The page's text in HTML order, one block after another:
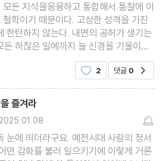
든 지식을응용하고 통합해서 통찰에 이
학이기 때문이다. 고상한 성격을 가진
한탄하지 않는다. 내면의 공허가 생기는
하찮은 일에까지 늘 신경을 기울이기
있어도 사람의 근본은 결코 변하지 않는
간이 원래 지니고
2 댓글 0
즐겨라
2025.01.08
눈에 띄더라구요. 예전시대 사람의 정서
떤 감화를 불러 일으키기에 이렇게 거론